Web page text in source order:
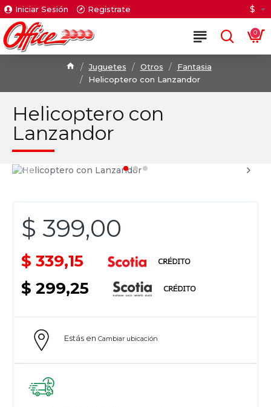
Iniciar Sesión Registrate $
0
Juguetes Otros
Fantasia
Helicoptero con Lanzandor
Helicoptero con
Lanzandor
$ 399,00
$ 339,15
$ 299,25
Estás en Cambiar ubicación